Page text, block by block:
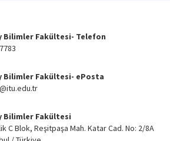
Bilimler Fakültesi- Telefon
Bilimler Fakültesi- ePosta
Bilimler Fakültesi
C Blok, Reşitpaşa Mah. Katar Cad. No: 2/8A